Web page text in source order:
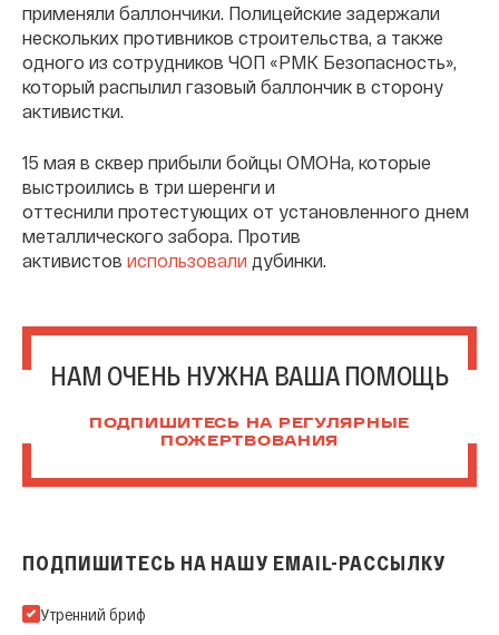
применяли баллончики. Полицейские задержали
нескольких противников строительства, а также
одного из сотрудников ЧОП «РМК Безопасность»,
который распылил газовый баллончик в сторону
активистки.
15 мая в сквер прибыли бойцы ОМОНа, которые
выстроились в три шеренги и
оттеснили протестующих от установленного днем
металлического забора. Против
активистов использовали дубинки.
НАМ ОЧЕНЬ НУЖНА ВАША ПОМОЩЬ
ПОДПИШИТЕСЬ НА РЕГУЛЯРНЫЕ
ПОЖЕРТВОВАНИЯ
ПОДПИШИТЕСЬ НА НАШУ EMAIL-РАССЫЛКУ
Подпишитесь на нашу Email-рассылку
Утренний бриф